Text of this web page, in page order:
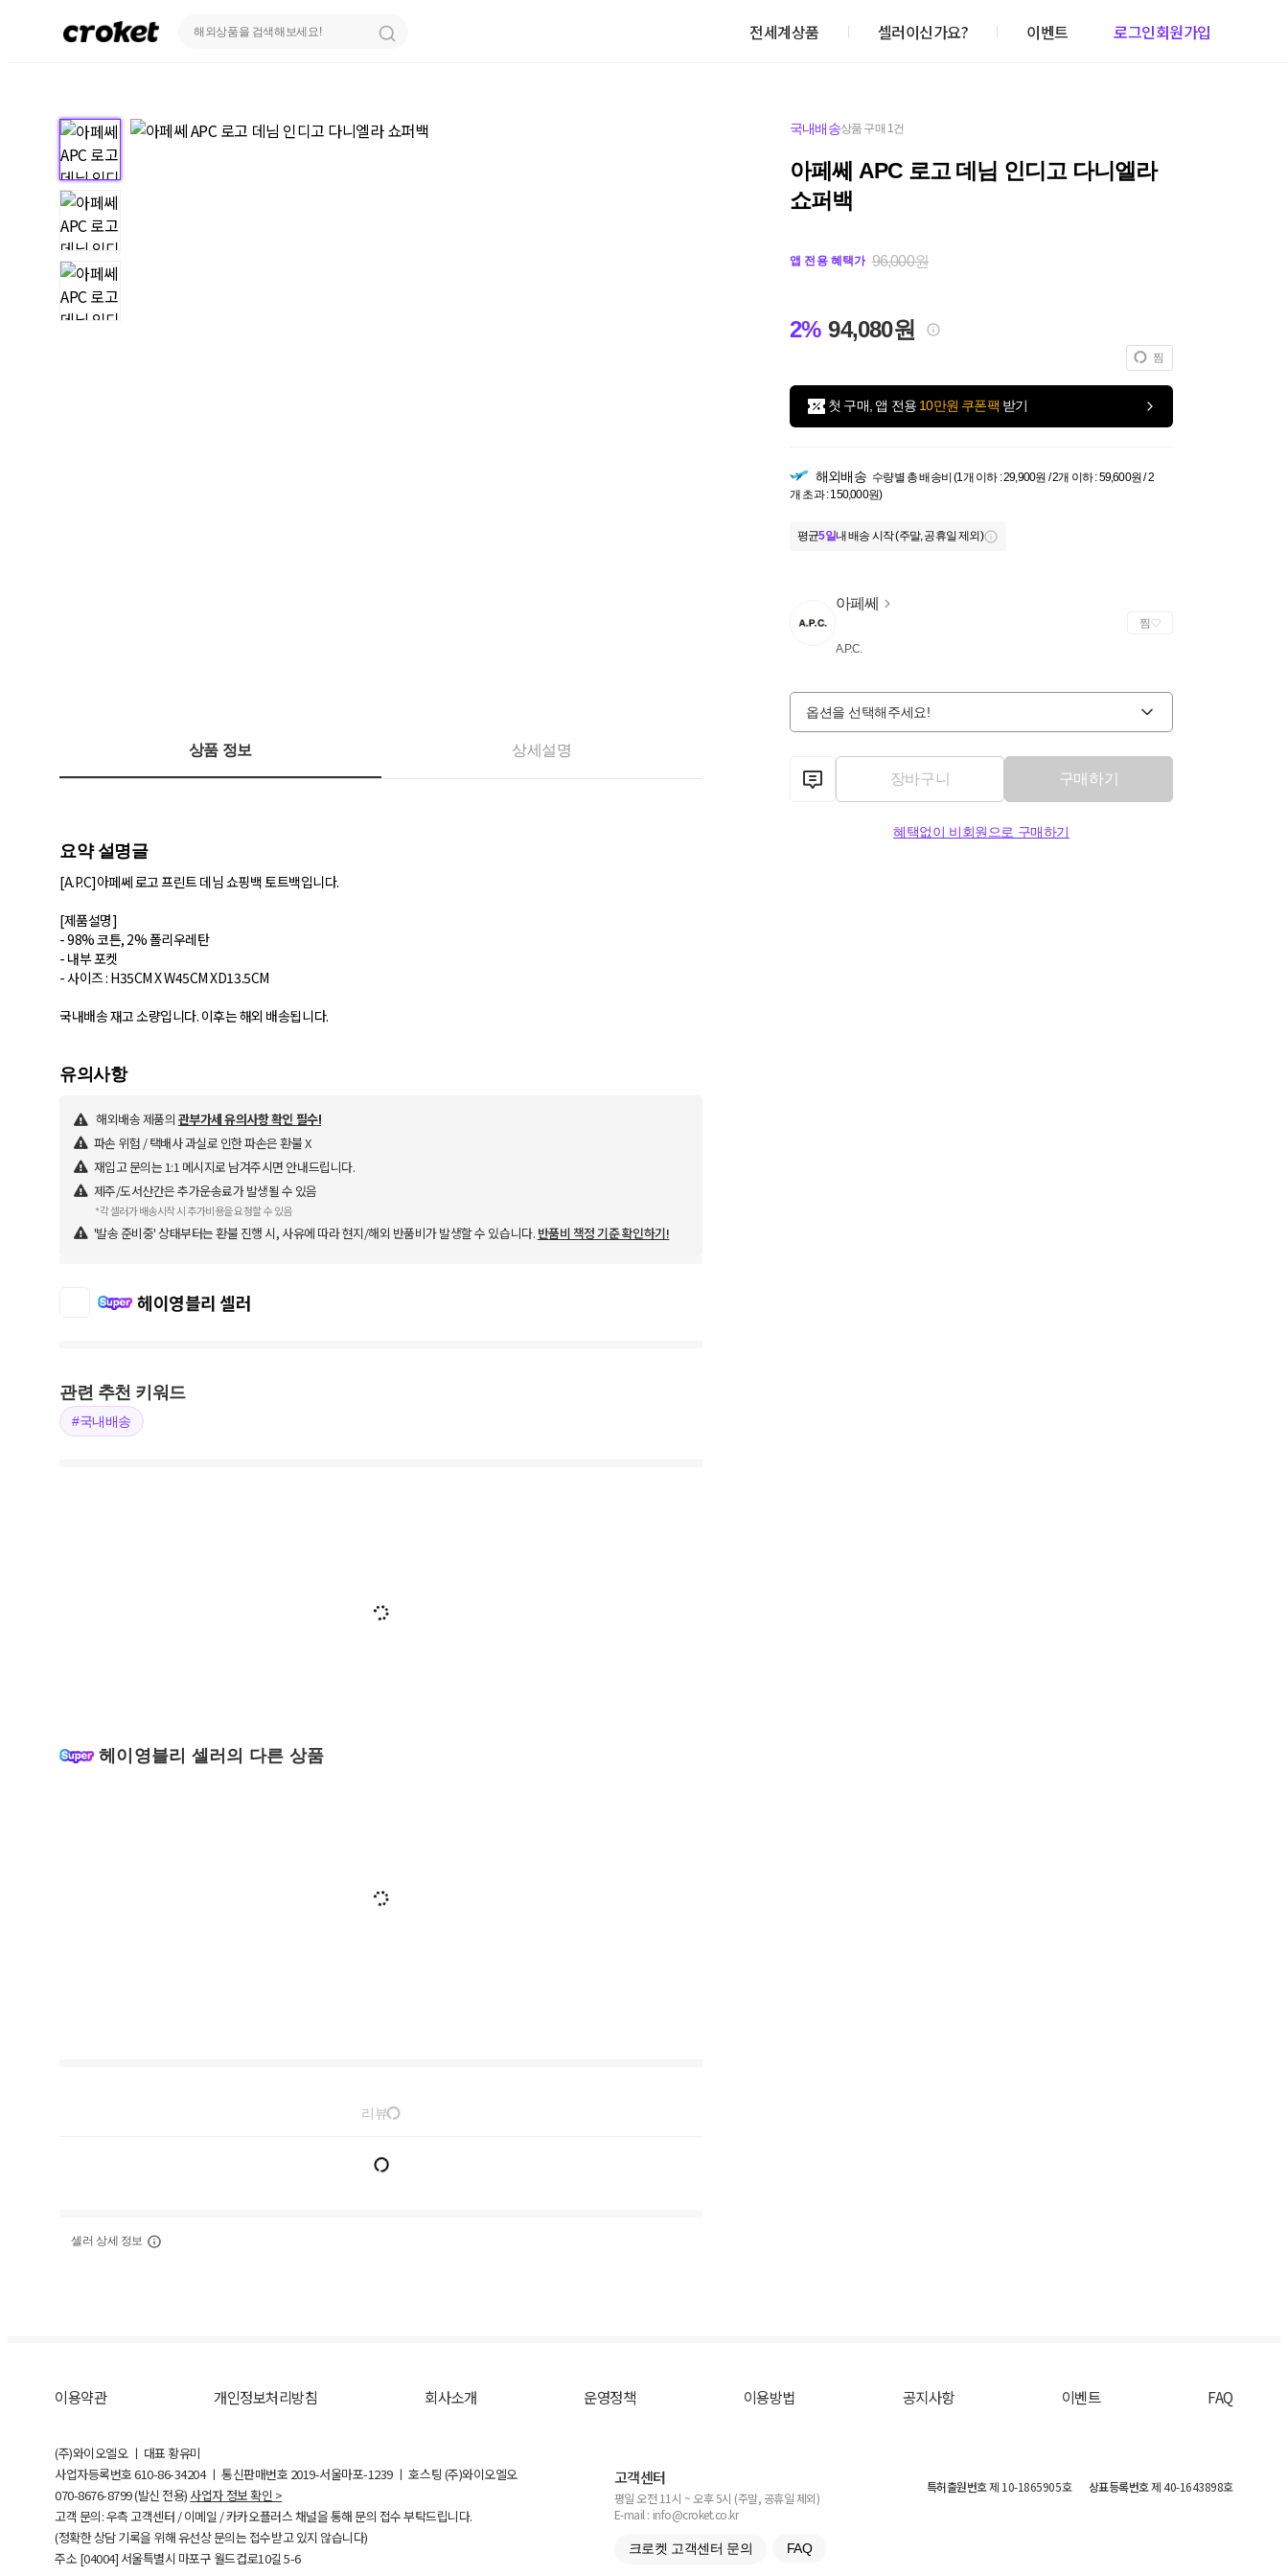
전세계상품 셀러이신가요? 이벤트 로그인회원가입
국내배송상품 구매 1건
아페쎄 APC 로고 데님 인디고 다니엘라
쇼퍼백
앱 전용 혜택가 96,000원
2% 94,080원
찜
첫 구매, 앱 전용 10만원 쿠폰팩 받기
해외배송 수량별 총 배송비 (1개 이하 : 29,900원 / 2개 이하 : 59,600원 / 2
개 초과 : 150,000원)
평균5일내 배송 시작 (주말, 공휴일 제외)
아페쎄
A.P.C.
찜
옵션을 선택해주세요!
장바구니 구매하기
혜택없이 비회원으로 구매하기
상품 정보 상세설명
요약 설명글
[A.P.C]아페쎄 로고 프린트 데님 쇼핑백 토트백입니다.
[제품설명]
- 98% 코튼, 2% 폴리우레탄
- 내부 포켓
- 사이즈 : H35CM X W45CM XD13.5CM
국내배송 재고 소량입니다. 이후는 해외 배송됩니다.
유의사항
해외배송 제품의 관부가세 유의사항 확인 필수!
파손 위험 / 택배사 과실로 인한 파손은 환불 X
재입고 문의는 1:1 메시지로 남겨주시면 안내드립니다.
제주/도서산간은 추가운송료가 발생될 수 있음
*각 셀러가 배송시작 시 추가비용을 요청할 수 있음
'발송 준비중' 상태부터는 환불 진행 시, 사유에 따라 현지/해외 반품비가 발생할 수 있습니다. 반품비 책정 기준 확인하기!
헤이영블리 셀러
관련 추천 키워드
#국내배송
헤이영블리 셀러의 다른 상품
리뷰
셀러 상세 정보
이용약관 개인정보처리방침 회사소개 운영정책 이용방법 공지사항 이벤트 FAQ
(주)와이오엘오 ㅣ 대표 황유미
사업자등록번호610-86-34204ㅣ 통신판매번호 2019-서울마포-1239 ㅣ 호스팅 (주)와이오엘오
070-8676-8799 (발신 전용) 사업자 정보 확인 >
고객 문의: 우측 고객센터 / 이메일 / 카카오플러스 채널을 통해 문의 접수 부탁드립니다.
(정확한 상담 기록을 위해 유선상 문의는 접수받고 있지 않습니다)
주소 [04004] 서울특별시 마포구 월드컵로10길5-6
고객센터
평일 오전 11시 ~ 오후 5시 (주말, 공휴일 제외)
E-mail : info@croket.co.kr
크로켓 고객센터 문의 FAQ
특허출원번호제 10-1865905호 상표등록번호제 40-1643898호